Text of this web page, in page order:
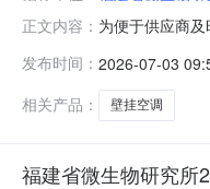
正文内容： 为便于供应商
求：1.25p壁挂
07月03日
发布时间： 2026-07-03
相关产品：
壁挂空调
福建省微生物研究所